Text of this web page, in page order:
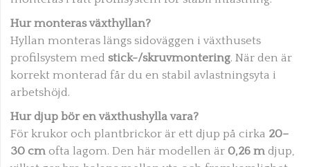
Hur monteras växthyllan?
Hyllan monteras längs sidoväggen i växthusets
profilsystem med stick-/skruvmontering. När den är
korrekt monterad får du en stabil avlastningsyta i
arbetshöjd.
Hur djup bör en växthushylla vara?
För krukor och plantbrickor är ett djup på cirka 20–
30 cm ofta lagom. Den här modellen är 0,26 m djup,